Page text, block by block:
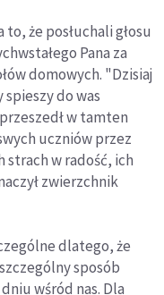
że posłuchali głosu
Pana za
domowych. "Dzisiaj
do was
w tamten
uczniów przez
w radość, ich
zwierzchnik
dlatego, że
sposób
wśród nas. Dla